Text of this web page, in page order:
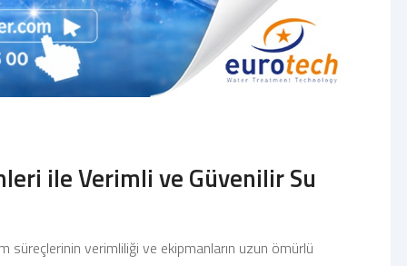
ile Verimli ve Güvenilir Su
verimliliği ve ekipmanların uzun ömürlü